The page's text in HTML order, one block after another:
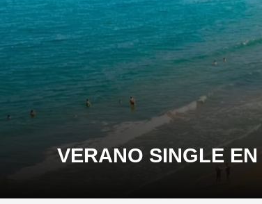
VERANO SINGLE